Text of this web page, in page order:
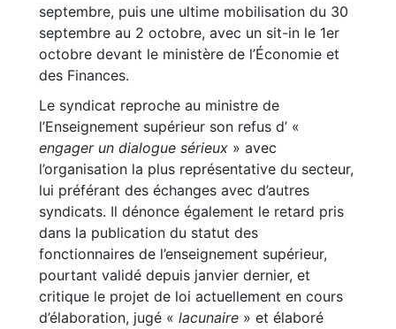
septembre, puis une ultime mobilisation du 30
septembre au 2 octobre, avec un sit-in le 1er
octobre devant le ministère de l’Économie et
des Finances.
Le syndicat reproche au ministre de
l’Enseignement supérieur son refus d’ «
engager un dialogue sérieux » avec
l’organisation la plus représentative du secteur,
lui préférant des échanges avec d’autres
syndicats. Il dénonce également le retard pris
dans la publication du statut des
fonctionnaires de l’enseignement supérieur,
pourtant validé depuis janvier dernier, et
critique le projet de loi actuellement en cours
d’élaboration, jugé « lacunaire » et élaboré